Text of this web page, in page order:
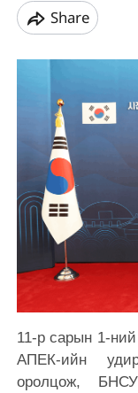
Share
11-р сарын 1-
АПЕК-ийн
оролцож,